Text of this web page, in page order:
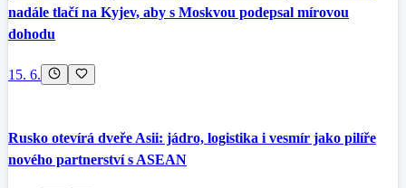
nadále tlačí na Kyjev, aby s Moskvou podepsal mírovou
dohodu
15. 6.
Rusko otevírá dveře Asii: jádro, logistika i vesmír jako pilíře
nového partnerství s ASEAN